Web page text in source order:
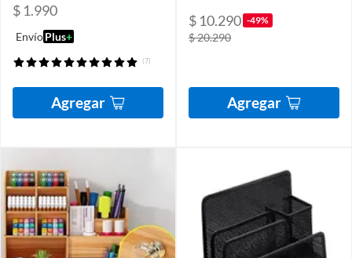
$ 1.990
EnvíoPlus+
(7)
Agregar
$ 10.290 -49%
$ 20.290
Agregar